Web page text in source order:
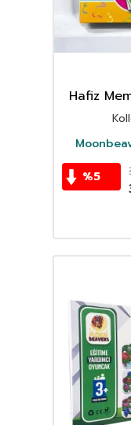
Hafiz
%5